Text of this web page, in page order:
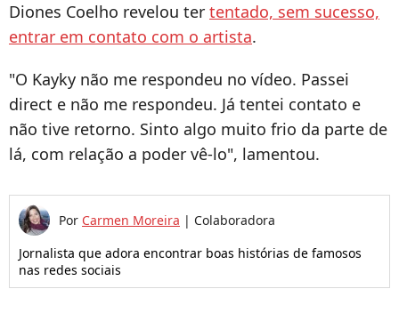
Diones Coelho revelou ter tentado, sem sucesso,
entrar em contato com o artista.
"O Kayky não me respondeu no vídeo. Passei
direct e não me respondeu. Já tentei contato e
não tive retorno. Sinto algo muito frio da parte de
lá, com relação a poder vê-lo", lamentou.
Por Carmen Moreira | Colaboradora
Jornalista que adora encontrar boas histórias de famosos
nas redes sociais